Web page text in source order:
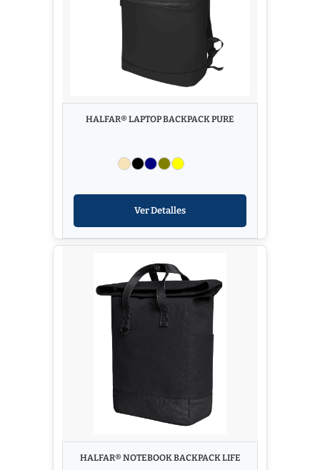
HALFAR® LAPTOP BACKPACK PURE
Ver Detalles
HALFAR® NOTEBOOK BACKPACK LIFE